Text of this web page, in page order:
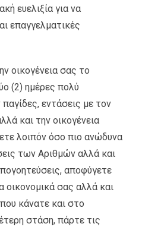
ευελιξία για να
επαγγελματικές
οικογένεια σας το
(2) ημέρες πολύ
εντάσεις με τον
και την οικογένεια
λοιπόν όσο πιο ανώδυνα
των Αριθμών αλλά και
αποφύγετε
οικονομικά σας αλλά και
κάνατε και στο
στάση, πάρτε τις